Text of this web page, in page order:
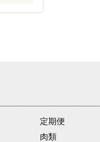
定期便
肉類